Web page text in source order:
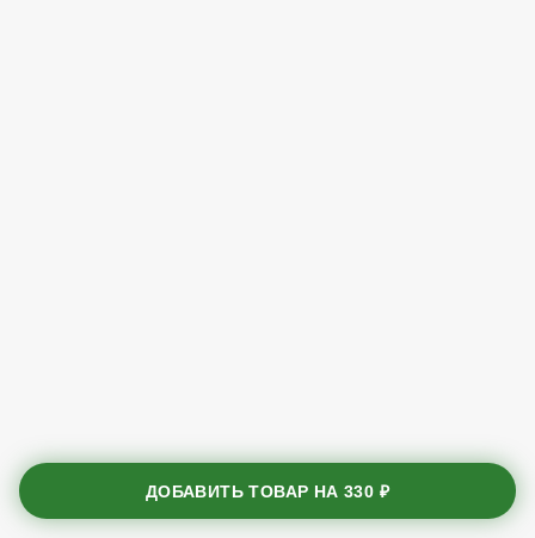
ДОБАВИТЬ ТОВАР НА330 ₽